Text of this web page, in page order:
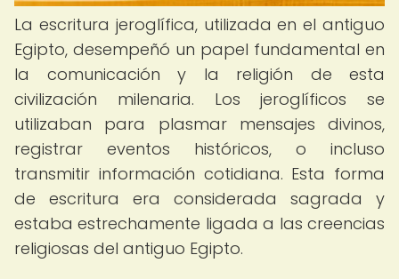
La escritura jeroglífica, utilizada en el antiguo
Egipto, desempeñó un papel fundamental en
la comunicación y la religión de esta
civilización milenaria. Los jeroglíficos se
utilizaban para plasmar mensajes divinos,
registrar eventos históricos, o incluso
transmitir información cotidiana. Esta forma
de escritura era considerada sagrada y
estaba estrechamente ligada a las creencias
religiosas del antiguo Egipto.